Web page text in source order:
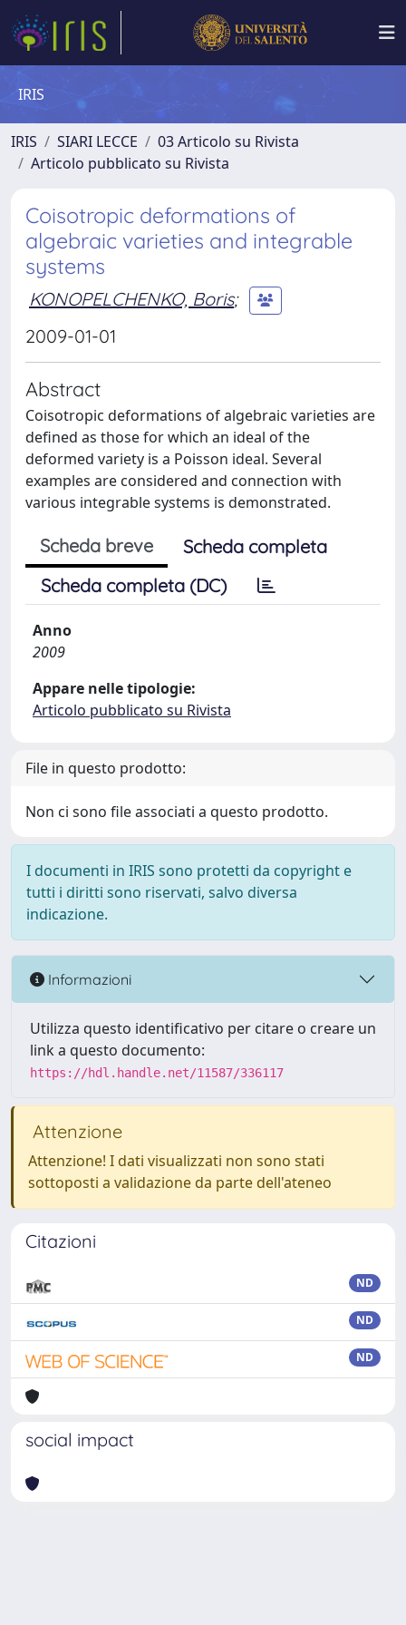
IRIS
IRIS SIARI LECCE
03 Articolo su Rivista
Articolo pubblicato su Rivista
Coisotropic deformations of
algebraic varieties and integrable
systems
KONOPELCHENKO, Boris;
2009-01-01
Abstract
Coisotropic deformations of algebraic varieties are
defined as those for which an ideal of the
deformed variety is a Poisson ideal. Several
examples are considered and connection with
various integrable systems is demonstrated.
Scheda breve
Scheda completa
Scheda completa (DC)
Anno
2009
Appare nelle tipologie:
Articolo pubblicato su Rivista
File in questo prodotto:
Non ci sono file associati a questo prodotto.
I documenti in IRIS sono protetti da copyright e
tutti i diritti sono riservati, salvo diversa
indicazione.
Informazioni
Utilizza questo identificativo per citare o creare un
link a questo documento:
https://hdl.handle.net/11587/336117
Attenzione
Attenzione! I dati visualizzati non sono stati
sottoposti a validazione da parte dell'ateneo
Citazioni
ND
ND
ND
social impact